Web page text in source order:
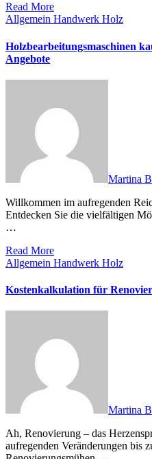
Read More
Allgemein Handwerk Holz
Holzbearbeitungsmaschinen
Angebote
Martina
Willkommen im aufregenden Reich der Holzbearbeitung!
Entdecken Sie die vielfältigen
…
Read More
Allgemein Handwerk Holz
Kostenkalkulation für
Martina
Ah, Renovierung – das Herzensprojekt vieler Hausbesitzer! Von
aufregenden Veränderungen bis